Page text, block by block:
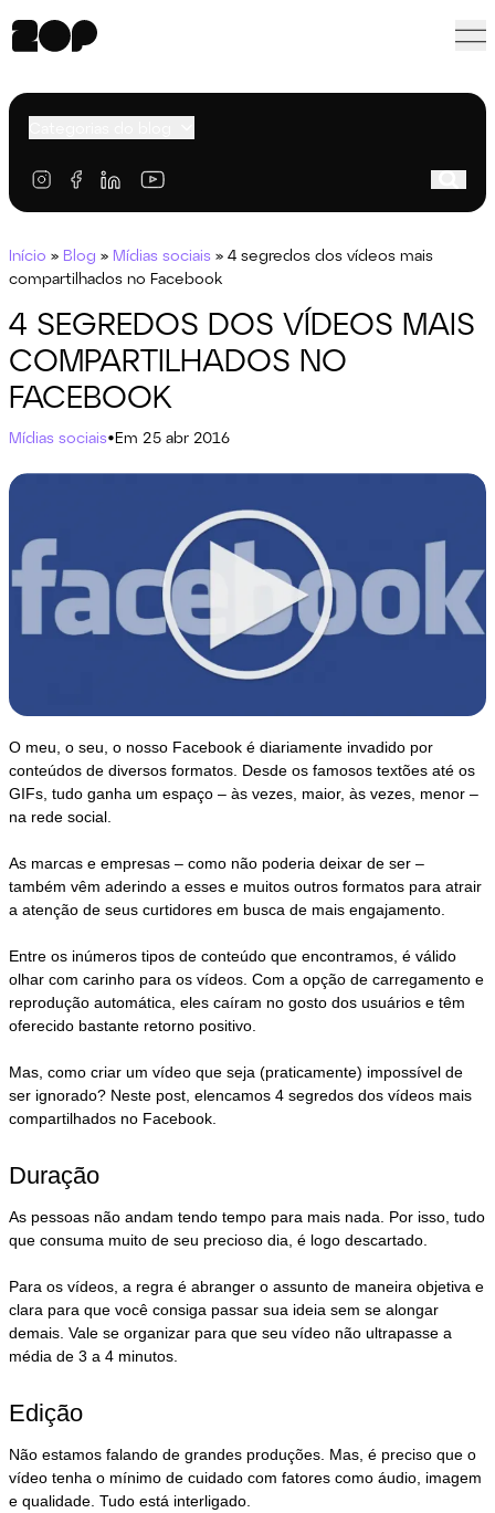
Início » Blog » Mídias sociais »4 segredos dos vídeos mais
compartilhados no Facebook
4 SEGREDOS DOS VÍDEOS MAIS
COMPARTILHADOS NO
FACEBOOK
Mídias sociais•Em 25 abr 2016
O meu, o seu, o nosso Facebook é diariamente invadido por
conteúdos de diversos formatos. Desde os famosos textões até os
GIFs, tudo ganha um espaço – às vezes, maior, às vezes, menor –
na rede social.
As marcas e empresas – como não poderia deixar de ser –
também vêm aderindo a esses e muitos outros formatos para atrair
a atenção de seus curtidores em busca de mais engajamento.
Entre os inúmeros tipos de conteúdo que encontramos, é válido
olhar com carinho para os vídeos. Com a opção de carregamento e
reprodução automática, eles caíram no gosto dos usuários e têm
oferecido bastante retorno positivo.
Mas, como criar um vídeo que seja (praticamente) impossível de
ser ignorado? Neste post, elencamos 4 segredos dos vídeos mais
compartilhados no Facebook.
Duração
As pessoas não andam tendo tempo para mais nada. Por isso, tudo
que consuma muito de seu precioso dia, é logo descartado.
Para os vídeos, a regra é abranger o assunto de maneira objetiva e
clara para que você consiga passar sua ideia sem se alongar
demais. Vale se organizar para que seu vídeo não ultrapasse a
média de 3 a 4 minutos.
Edição
Não estamos falando de grandes produções. Mas, é preciso que o
vídeo tenha o mínimo de cuidado com fatores como áudio, imagem
e qualidade. Tudo está interligado.